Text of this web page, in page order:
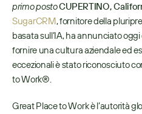
primo postoCUPERTINO,
SugarCRM, fornitore della
basata sull’IA, ha annunciato
fornire una cultura aziendale ed
eccezionali è stato riconosciuto
to Work®.
Great Place to Work è l’autorità